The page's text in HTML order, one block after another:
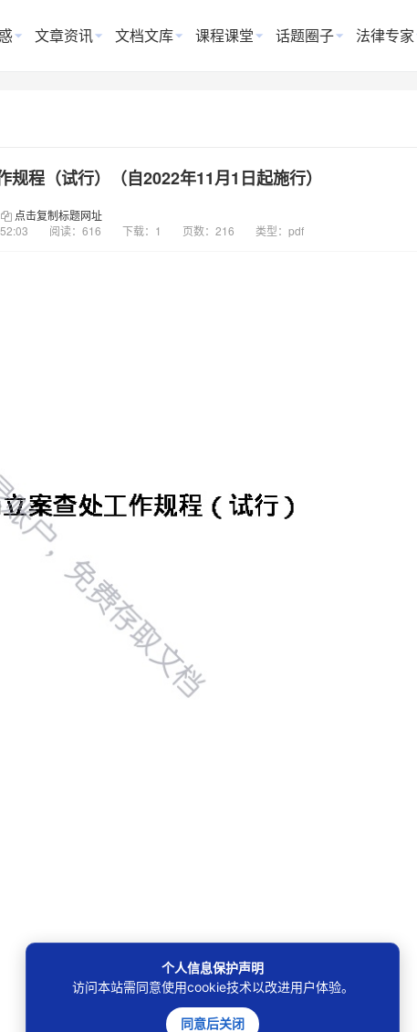
文章资讯 文档文库 课程课堂 话题圈子 法律专家
程（试行）（自2022年11月1日起施行）
点击复制标题网址
阅读：616 下载：1 页数：216 类型：pdf
个人信息保护声明
访问本站需同意使用cookie技术以改进用户体验。
同意后关闭